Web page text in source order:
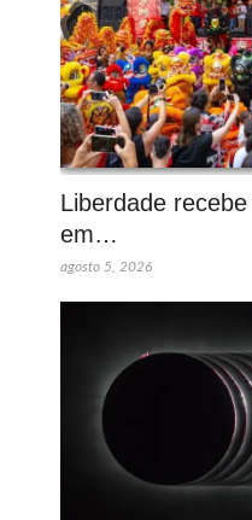
Liberdade
em…
agosto 5, 2026